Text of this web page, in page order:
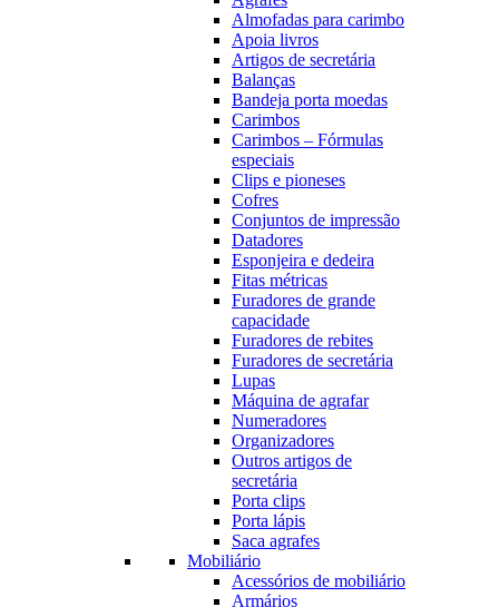
Almofadas para carimbo
Apoia livros
Artigos de secretária
Balanças
Bandeja porta moedas
Carimbos
Carimbos – Fórmulas
especiais
Clips e pioneses
Cofres
Conjuntos de impressão
Datadores
Esponjeira e dedeira
Fitas métricas
Furadores de grande
capacidade
Furadores de rebites
Furadores de secretária
Lupas
Máquina de agrafar
Numeradores
Organizadores
Outros artigos de
secretária
Porta clips
Porta lápis
Saca agrafes
Mobiliário
Acessórios de mobiliário
Armários